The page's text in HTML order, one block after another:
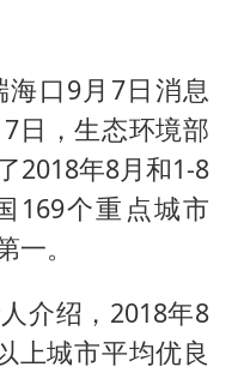
序停课
上四休三，但降薪1000元，你接受吗？
泰国初中生饮弹自尽前开了26枪
36岁男演员成景区NPC后人气爆棚
业高质量发展
几元成本的AI广告导致千万市值蒸发
席赛宋蓬逝世
口9月7日消息
日，生态环境部
2018年8月和1-8
169个重点城市
。
介绍，2018年8
上城市平均优良